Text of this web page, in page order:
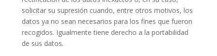
solicitar su supresión cuando, entre otros motivos, los
datos ya no sean necesarios para los fines que fueron
recogidos. Igualmente tiene derecho a la portabilidad
de sus datos.